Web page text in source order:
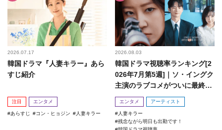
2026.07.17
韓国ドラマ『人妻キラー』あら
すじ紹介
注目 エンタメ
あらすじ コン・ヒョジン 人妻キラー
2026.08.03
韓国ドラマ視聴率ランキング[2
026年7月第5週]｜ソ・イングク
主演のラブコメがついに最終
回！
エンタメ アーティスト
人妻キラー
残念ながら明日も出勤です！